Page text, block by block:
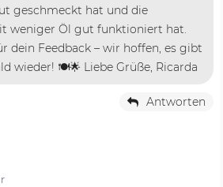
geschmeckt hat und die
weniger Öl gut funktioniert hat.
dein Feedback – wir hoffen, es gibt
wieder! 🍽️🌟 Liebe Grüße, Ricarda
Antworten